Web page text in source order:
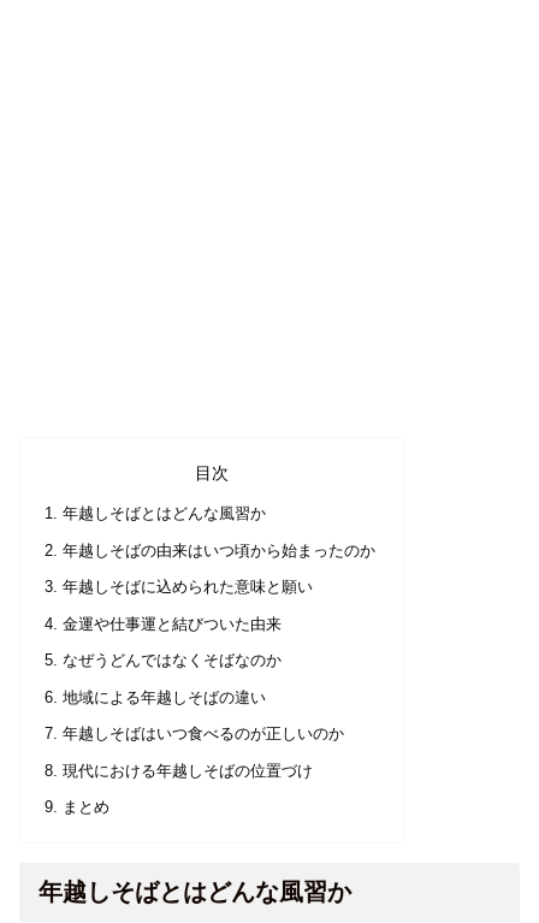
目次
年越しそばとはどんな風習か
年越しそばの由来はいつ頃から始まったのか
年越しそばに込められた意味と願い
金運や仕事運と結びついた由来
なぜうどんではなくそばなのか
地域による年越しそばの違い
年越しそばはいつ食べるのが正しいのか
現代における年越しそばの位置づけ
まとめ
年越しそばとはどんな風習か